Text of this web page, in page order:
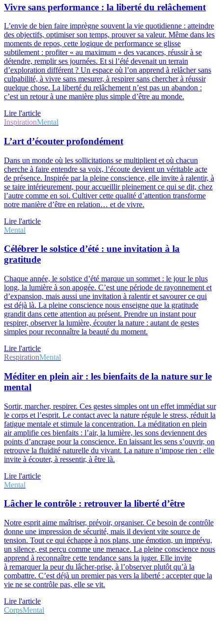
Vivre sans performance : la liberté du relâchement
L’envie de bien faire imprègne souvent la vie quotidienne : atteindre
des objectifs, optimiser son temps, prouver sa valeur. Même dans les
moments de repos, cette logique de performance se glisse
subtilement : profiter « au maximum » des vacances, réussir à se
détendre, remplir ses journées. Et si l’été devenait un terrain
d’exploration différent ? Un espace où l’on apprend à relâcher sans
culpabilité, à vivre sans mesurer, à respirer sans chercher à réussir
quelque chose. La liberté du relâchement n’est pas un abandon :
c’est un retour à une manière plus simple d’être au monde.
Lire l'article
InspirationMental
L’art d’écouter profondément
Dans un monde où les sollicitations se multiplient et où chacun
cherche à faire entendre sa voix, l’écoute devient un véritable acte
de présence. Inspirée par la pleine conscience, elle invite à ralentir, à
se taire intérieurement, pour accueillir pleinement ce qui se dit, chez
l’autre comme en soi. Cultiver cette qualité d’attention transforme
notre manière d’être en relation… et de vivre.
Lire l'article
Mental
Célébrer le solstice d’été : une invitation à la
gratitude
Chaque année, le solstice d’été marque un sommet : le jour le plus
long, la lumière à son apogée. C’est une période de rayonnement et
d’expansion, mais aussi une invitation à ralentir et savourer ce qui
est déjà là. La pleine conscience nous enseigne que la gratitude
grandit dans cette attention au présent. Prendre un instant pour
respirer, observer la lumière, écouter la nature : autant de gestes
simples pour reconnaître la beauté du moment.
Lire l'article
RespirationMental
Méditer en plein air : les bienfaits de la nature sur le
mental
Sortir, marcher, respirer. Ces gestes simples ont un effet immédiat sur
le corps et l’esprit. Le contact avec la nature régule le stress, réduit la
fatigue mentale et stimule la concentration. La méditation en plein
air amplifie ces bienfaits : l’air, la lumière, les sons deviennent des
points d’ancrage pour la conscience. En laissant les sens s’ouvrir, on
retrouve la fluidité naturelle du vivant. La nature n’impose rien : elle
invite à écouter, à ressentir, à être là.
Lire l'article
Mental
Lâcher le contrôle : retrouver la liberté d’être
Notre esprit aime maîtriser, prévoir, organiser. Ce besoin de contrôle
donne une impression de sécurité, mais il devient vite source de
tension. Tout ce qui échappe à nos plans, une émotion, un imprévu,
un silence, est perçu comme une menace. La pleine conscience nous
apprend à reconnaître cette tendance sans la juger. Elle invite
à remarquer la peur du lâcher-prise, à l’observer plutôt qu’à la
combattre. C’est déjà un premier pas vers la liberté : accepter que la
vie ne se contrôle pas, elle se vit.
Lire l'article
CorpsMental